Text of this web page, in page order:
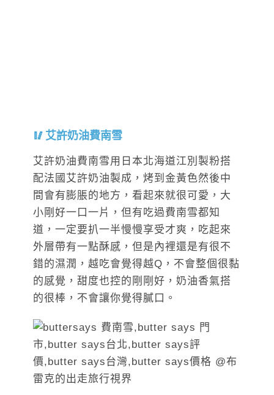
艾許奶油費南雪
艾許奶油費南雪用日本北海道江別製粉搭
配法國艾許奶油製成，烤到金黃色然後中
間會有膨脹的地方，看起來就很可愛，大
小剛好一口一片，但有吃過費南雪都知
道，一定要扒一半慢慢享受才爽，吃起來
外層帶有一點酥感，但是內裡還是有很不
錯的濕潤，越吃會覺得越Q，不會整個很黏
的感覺，甜度也控的剛剛好，奶油香氣搭
的很棒，不會讓你覺得膩口。